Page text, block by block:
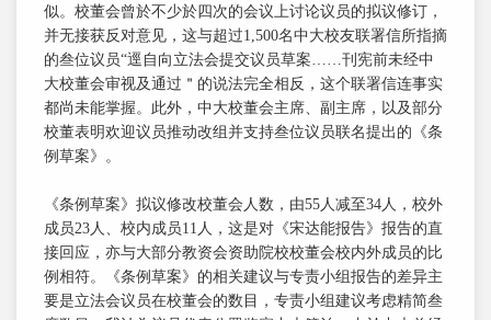
似。校董会曾於不少於四次的会议上讨论议员的拟议修订，
并无接获反对意见，这与超过1,500名中大校友联署信所指摘
的叁位议员“逕自向立法会提交议员草案……刊宪前未经中
大校董会审视及通过＂的说法完全相反，这个联署信连事实
都尚未能掌握。此外，中大校董会主席、副主席，以及部分
校董表明欢迎议员推动改组并支持叁位议员联名提出的《条
例草案》。
《条例草案》拟议修改校董会人数，由55人减至34人，校外
成员23人、校内成员11人，这是对《宋达能报告》报告的直
接回应，亦与大部分教资会资助院校校董会校内外成员的比
例相符。《条例草案》的相关建议与专责小组报告的差异主
要是立法会议员在校董会的数目，专责小组建议考虑精简叁